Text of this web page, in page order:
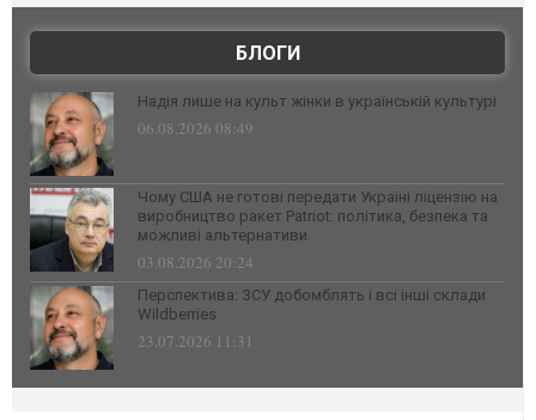
БЛОГИ
Надія лише на культ жінки в українській культурі
06.08.2026 08:49
Чому США не готові передати Україні ліцензію на
виробництво ракет Patriot: політика, безпека та
можливі альтернативи
03.08.2026 20:24
Перспектива: ЗСУ добомблять і всі інші склади
Wildberries
23.07.2026 11:31